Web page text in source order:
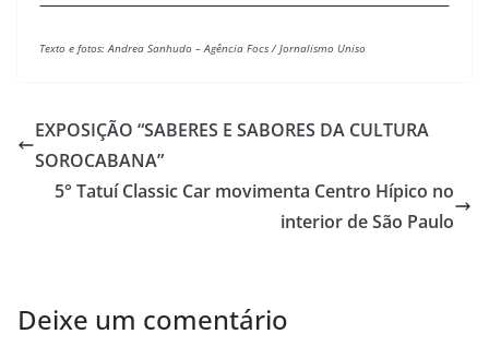
Texto e fotos: Andrea Sanhudo –Agência Focs / Jornalismo Uniso
EXPOSIÇÃO “SABERES E SABORES DA CULTURA
SOROCABANA”
5° Tatuí Classic Car movimenta Centro Hípico no
interior de São Paulo
Deixe um comentário